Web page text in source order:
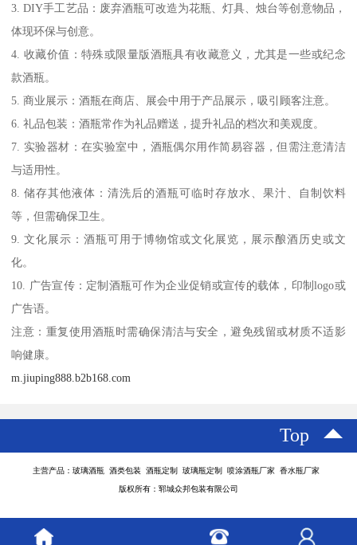
3. DIY手工艺品：废弃酒瓶可改造为花瓶、灯具、烛台等创意物品，
体现环保与创意。
4. 收藏价值：特殊或限量版酒瓶具有收藏意义，尤其是一些或纪念
款酒瓶。
5. 商业展示：酒瓶在商店、展会中用于产品展示，吸引顾客注意。
6. 礼品包装：酒瓶常作为礼品赠送，提升礼品的档次和美观度。
7. 实验器材：在实验室中，酒瓶偶尔用作简易容器，但需注意清洁
与适用性。
8. 储存其他液体：清洗后的酒瓶可临时存放水、果汁、自制饮料
等，但需确保卫生。
9. 文化展示：酒瓶可用于博物馆或文化展览，展示酿酒历史或文
化。
10. 广告宣传：定制酒瓶可作为企业促销或宣传的载体，印制logo或
广告语。
注意：重复使用酒瓶时需确保清洁与安全，避免残留或材质不适影
响健康。
m.jiuping888.b2b168.com
Top
主营产品：玻璃酒瓶 酒类包装 酒瓶定制 玻璃瓶定制 喷涂酒瓶厂家 香水瓶厂家
版权所有：郓城众邦包装有限公司